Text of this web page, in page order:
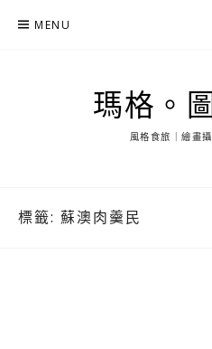
MENU
瑪格。
風格食旅｜繪畫
標籤: 蘇澳肉羹民